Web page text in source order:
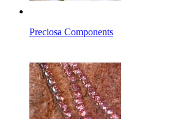
Preciosa Components